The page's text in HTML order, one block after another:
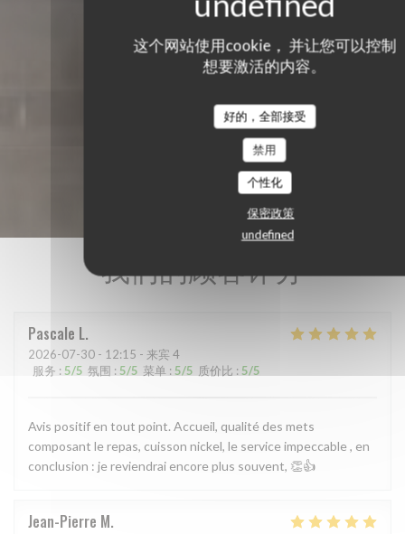
这个网站使用cookie， 并让您可以控制
想要激活的内容。
好的，全部接受
禁用
个性化
保密政策
undefined
我们的顾客评分
Pascale L
2026-07-30 - 12:15 - 来宾 4
服务 : 5/5 氛围 : 5/5 菜单 : 5/5 质价比 : 5/5
Avis positif en tout point. Accueil, qualité des mets
composant le repas, cuisson nickel, le service impeccable , en
conclusion : je reviendrai encore plus souvent, 👏👍
Jean-Pierre M